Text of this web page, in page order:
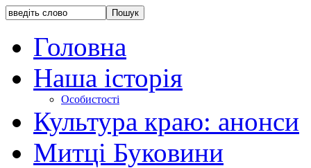
Головна
Наша історія
Особистості
Культура краю: анонси
Митці Буковини